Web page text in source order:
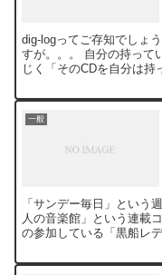
dig-logってご存知でしょ
すが。。。 自分の持って
じく「そのCDを自分は
一般
「サンデー毎日」という
人の音楽館」という連載
の参加している「黒船レ